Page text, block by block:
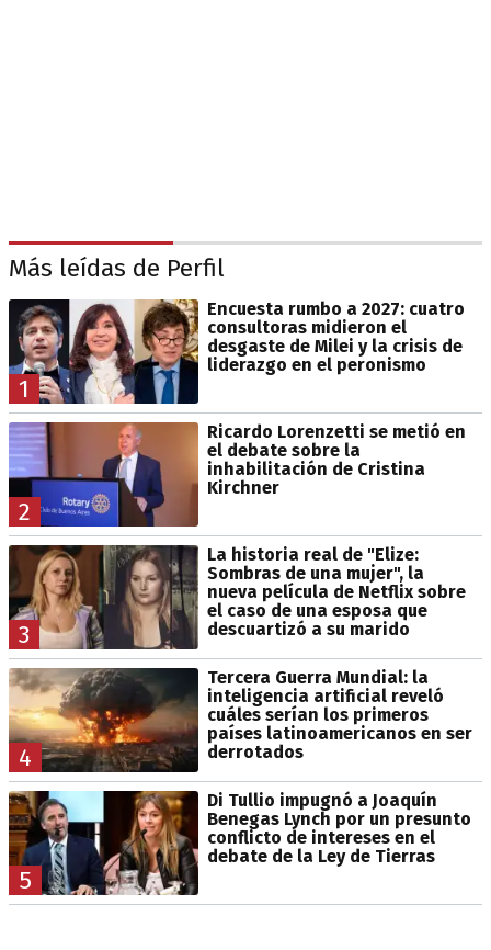
Más leídas de Perfil
1
Encuesta rumbo a 2027: cuatro
consultoras midieron el
desgaste de Milei y la crisis de
liderazgo en el peronismo
2
Ricardo Lorenzetti se metió en
el debate sobre la
inhabilitación de Cristina
Kirchner
3
La historia real de "Elize:
Sombras de una mujer", la
nueva película de Netflix sobre
el caso de una esposa que
descuartizó a su marido
4
Tercera Guerra Mundial: la
inteligencia artificial reveló
cuáles serían los primeros
países latinoamericanos en ser
derrotados
5
Di Tullio impugnó a Joaquín
Benegas Lynch por un presunto
conflicto de intereses en el
debate de la Ley de Tierras